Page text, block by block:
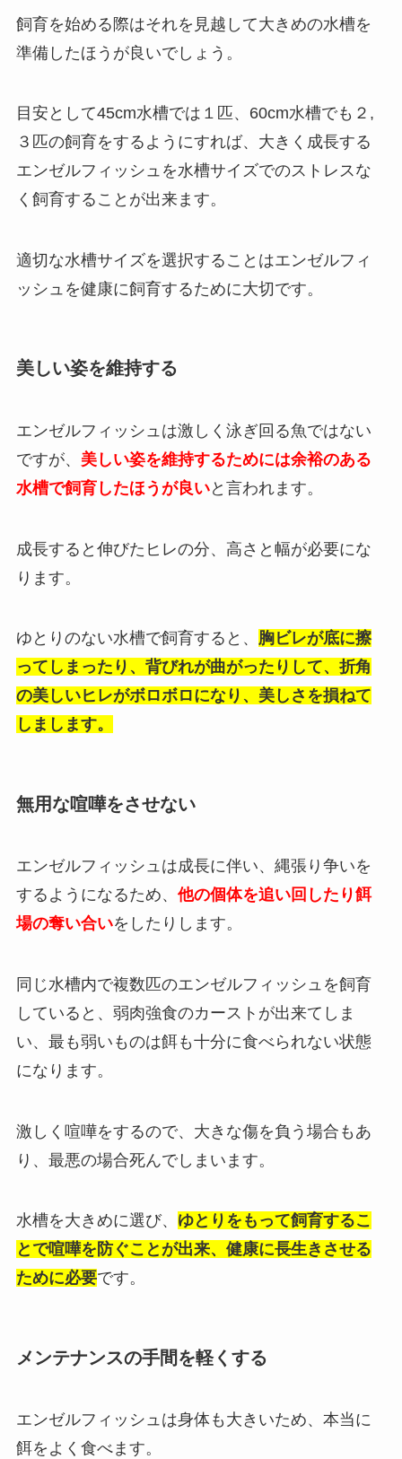
飼育を始める際はそれを見越して大きめの水槽を
準備したほうが良いでしょう。
目安として45cm水槽では１匹、60cm水槽でも２,
３匹の飼育をするようにすれば、大きく成長する
エンゼルフィッシュを水槽サイズでのストレスな
く飼育することが出来ます。
適切な水槽サイズを選択することはエンゼルフィ
ッシュを健康に飼育するために大切です。
美しい姿を維持する
エンゼルフィッシュは激しく泳ぎ回る魚ではない
ですが、 美しい姿を維持するためには余裕のある
水槽で飼育したほうが良いと言われます。
成長すると伸びたヒレの分、高さと幅が必要にな
ります。
ゆとりのない水槽で飼育すると、 胸ビレが底に擦
ってしまったり、背びれが曲がったりして、折角
の美しいヒレがボロボロになり、美しさを損ねて
しまします。
無用な喧嘩をさせない
エンゼルフィッシュは成長に伴い、縄張り争いを
するようになるため、 他の個体を追い回したり餌
場の奪い合いをしたりします。
同じ水槽内で複数匹のエンゼルフィッシュを飼育
していると、弱肉強食のカーストが出来てしま
い、最も弱いものは餌も十分に食べられない状態
になります。
激しく喧嘩をするので、大きな傷を負う場合もあ
り、最悪の場合死んでしまいます。
水槽を大きめに選び、 ゆとりをもって飼育するこ
とで喧嘩を防ぐことが出来、健康に長生きさせる
ために必要です。
メンテナンスの手間を軽くする
エンゼルフィッシュは身体も大きいため、本当に
餌をよく食べます。